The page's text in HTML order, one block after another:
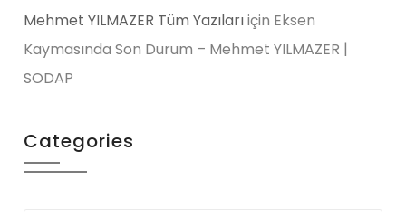
Mehmet YILMAZER Tüm Yazılarıiçin Eksen
Kaymasında Son Durum – Mehmet YILMAZER |
SODAP
Categories